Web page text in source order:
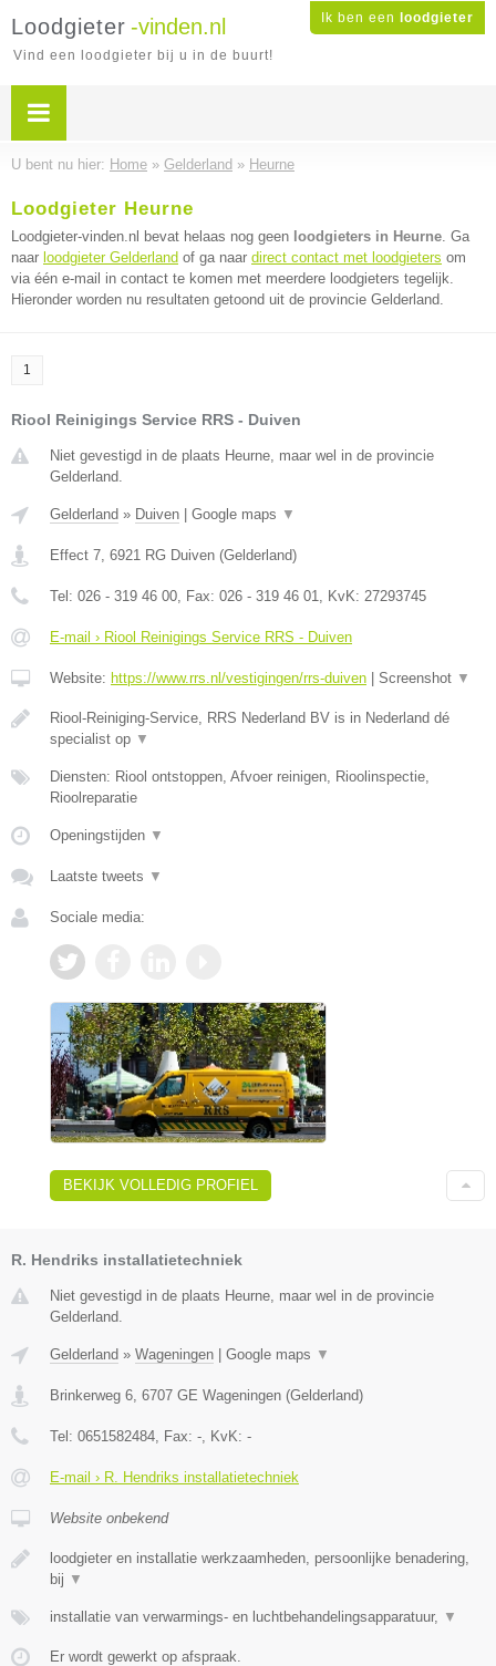
Ik ben een loodgieter
Loodgieter -vinden.nl
Vind een loodgieter bij u in de buurt!
U bent nu hier: Home » Gelderland » Heurne
Loodgieter Heurne
Loodgieter-vinden.nl bevat helaas nog geen loodgieters in Heurne. Ga
naar loodgieter Gelderland of ga naar direct contact met loodgieters om
via één e-mail in contact te komen met meerdere loodgieters tegelijk.
Hieronder worden nu resultaten getoond uit de provincie Gelderland.
1
Riool Reinigings Service RRS - Duiven
Niet gevestigd in de plaats Heurne, maar wel in de provincie
Gelderland.
Gelderland » Duiven Google maps ▼
Effect 7, 6921 RG Duiven (Gelderland)
Tel: 026 - 319 46 00, Fax: 026 - 319 46 01, KvK: 27293745
E-mail › Riool Reinigings Service RRS - Duiven
Website: https://www.rrs.nl/vestigingen/rrs-duiven Screenshot ▼
Riool-Reiniging-Service, RRS Nederland BV is in Nederland dé
specialist op ▼
Diensten: Riool ontstoppen, Afvoer reinigen, Rioolinspectie,
Rioolreparatie
Openingstijden ▼
Laatste tweets ▼
Sociale media:
BEKIJK VOLLEDIG PROFIEL
R. Hendriks installatietechniek
Niet gevestigd in de plaats Heurne, maar wel in de provincie
Gelderland.
Gelderland » Wageningen Google maps ▼
Brinkerweg 6 6707 GE Wageningen (Gelderland)
Tel: 0651582484 , Fax: - , KvK: -
E-mail › R. Hendriks installatietechniek
Website onbekend
loodgieter en installatie werkzaamheden, persoonlijke benadering,
bij ▼
installatie van verwarmings- en luchtbehandelingsapparatuur, ▼
Er wordt gewerkt op afspraak.